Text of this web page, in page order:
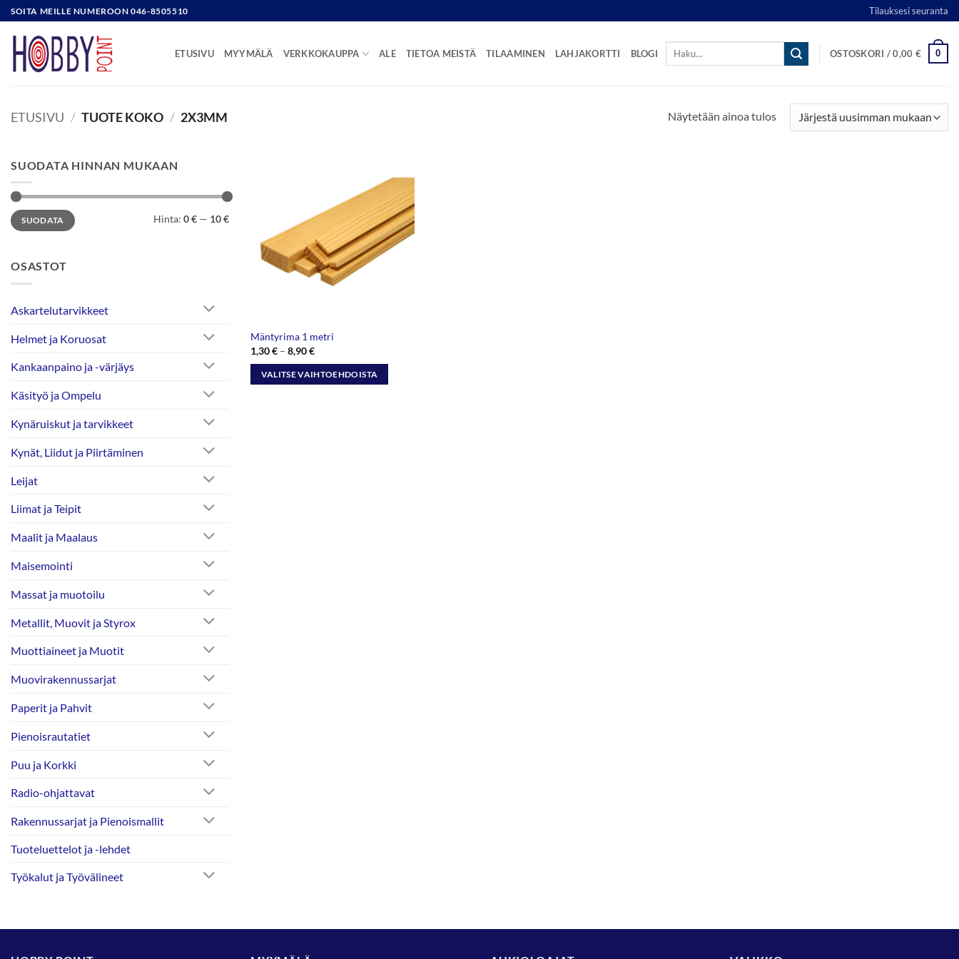
Skip
to
content
SOITA MEILLE NUMEROON 046-8505510 Tilauksesi seuranta
ETUSIVU MYYMÄLÄ VERKKOKAUPPA ALE TIETOA MEISTÄ TILAAMINEN LAHJAKORTTI BLOGI
Etsi:
OSTOSKORI /0,00 € 0
ETUSIVU / TUOTE KOKO / 2X3MM Näytetään ainoa tulos
SUODATA HINNAN MUKAAN
Minimihinta
Maksimihinta
SUODATA Hinta: 0 € — 10 €
OSASTOT
Askartelutarvikkeet
Helmet ja Koruosat
Kankaanpaino ja -värjäys
Käsityö ja Ompelu
Kynäruiskut ja tarvikkeet
Kynät, Liidut ja Piirtäminen
Leijat
Liimat ja Teipit
Maalit ja Maalaus
Maisemointi
Massat ja muotoilu
Metallit, Muovit ja Styrox
Muottiaineet ja Muotit
Muovirakennussarjat
Paperit ja Pahvit
Pienoisrautatiet
Puu ja Korkki
Radio-ohjattavat
Rakennussarjat ja Pienoismallit
Tuoteluettelot ja -lehdet
Työkalut ja Työvälineet
Mäntyrima 1 metri
1,30€ – 8,90€Hintaluokka:
-
8,90 €
VALITSE VAIHTOEHDOISTA